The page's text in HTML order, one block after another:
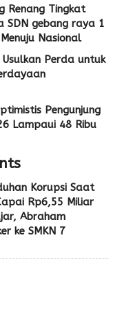
Renang Tingkat
SDN gebang raya 1
Nasional
Perda untuk
Pengunjung
Lampaui 48 Ribu
Korupsi Saat
Rp6,55 Miliar
Abraham
ke SMKN 7